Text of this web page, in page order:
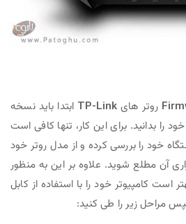
روتر های TP-Link ابتدا باید نسخه
را بدانید. برای این کار، تنها کافی است
خود را بررسی کرده و از مدل روتر خود
آن مطلع شوید. علاوه بر این به منظور
است کامپیوتر خود را با استفاده از کابل
مراحل زیر را طی کنید: